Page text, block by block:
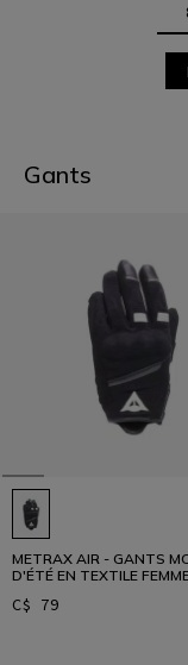
Gants
METRAX AIR - GANTS
D'ÉTÉ EN TEXTILE
C$ 79